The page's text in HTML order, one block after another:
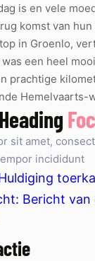
is en vele
komst van
in Groenlo,
een heel
prachtige
Hemelvaarts-
Heading
sit amet,
incididunt
Bericht van